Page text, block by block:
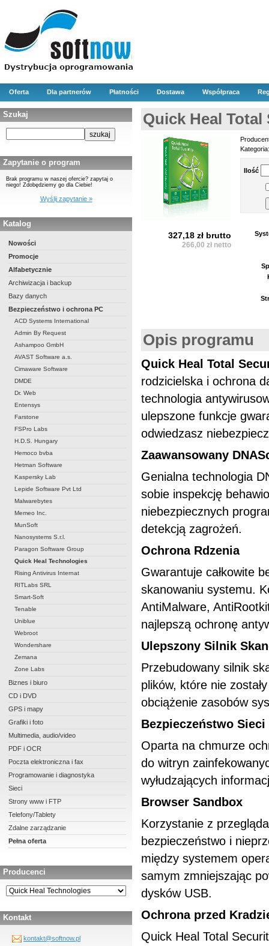
Oferta Dla partnerów Płatności Dostawa Współpraca
Szukaj
Zapytanie o program
Brak programu w naszej ofercie? zapytaj o
niego! Zdobędziemy go dla Ciebie!
Wyślij zapytanie »
Katalog
Nowości
Promocje
Alfabetycznie
Archiwizacja i backup
Bazy danych
Bezpieczeństwo i ochrona PC
ACD Systems International
Admin By Request
Ashampoo GmbH
AVAST Software a.s.
Cimaware Software
DMDE
Dr. Web
Entensys
Farstone
FSPro Labs
H.D.S. Hungary
Hemoco bvba
Hetman Software
Kaspersky Lab
Lepide Software Pvt Ltd
Malwarebytes
Memeo Inc.
MunSoft
Nanosystems S.r.l.
Paragon Software Group
Quick Heal Technologies
Rising Antivirus Internat
RITLabs SRL
Smart-Soft
Tenable
Uniblue
Webroot
Wondershare
Zemana
Zone Labs
Biznes i biuro
CD i DVD
GPS i mapy
Grafiki i foto
Multimedia, audio/video
PDF i OCR
Poczta elektroniczna i fax
Programowanie i diagnostyka
Sieci
Strony www i FTP
Telefony/Tablety
Zdalne zarządzanie
Pełna oferta
Producenci
Kontakt
kontakt@softnow.pl
Quick Heal Total
Ilość
327,18 zł brutto
266,00 zł netto
Opis programu
Quick Heal Total
rodzicielska i ochrona
technologia
ulepszone funkcje
odwiedzasz
Zaawansowany
Genialna technologia
sobie inspekcję
niebezpiecznych
detekcją zagrożeń.
Ochrona Rdzenia
Gwarantuje całkowite
skanowaniu systemu.
AntiMalware,
najlepszą ochronę
Ulepszony Silnik
Przebudowany silnik
plików, które nie
obciążenie zasobów
Bezpieczeństwo Sieci
Oparta na chmurze
do witryn
wyłudzających
Browser Sandbox
Korzystanie z
bezpieczeństwo i
między systemem
samym zmniejszając
dysków USB.
Ochrona przed
Quick Heal Total